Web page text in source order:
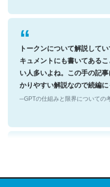
トークンについて解説して
キュメントにも書いてある
い人多いよね。この手の記
かりやすい解説なので続編に
─GPTの仕組みと限界についての
https://